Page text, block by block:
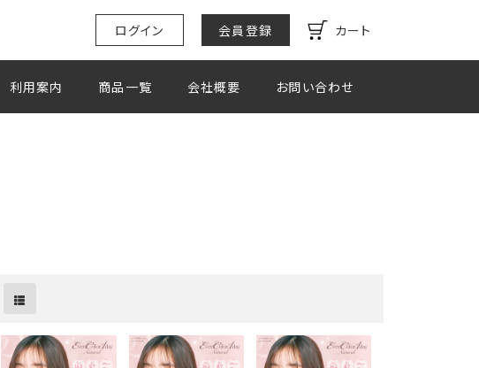
ログイン 会員登録 カート
利用案内 商品一覧 会社概要 お問い合わせ